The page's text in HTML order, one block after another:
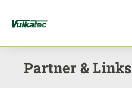
Partner & Links